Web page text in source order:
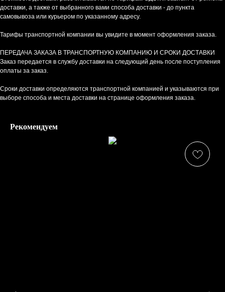
доставки, а также от выбранного вами способа доставки - до пункта
самовывоза или курьером по указанному адресу.
Тарифы транспортной компании вы увидите в момент оформления заказа.
ПЕРЕДАЧА ЗАКАЗА В ТРАНСПОРТНУЮ КОМПАНИЮ И СРОКИ ДОСТАВКИ
Заказ передается в службу доставки на следующий день после поступления
оплаты за заказ.
Сроки доставки определяются транспортной компанией и указываются при
выборе способа и места доставки на странице оформления заказа.
Рекомендуем